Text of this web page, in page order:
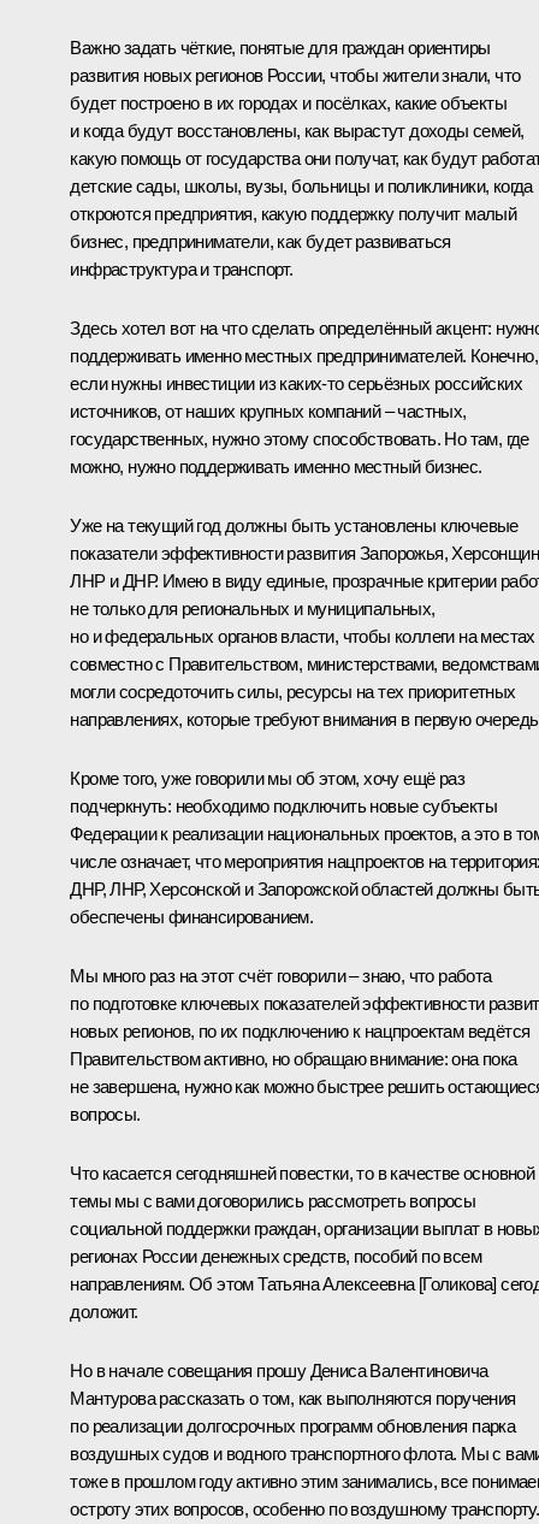
Важно задать чёткие, понятые для граждан ориентиры
развития новых регионов России, чтобы жители знали, что
будет построено в их городах и посёлках, какие объекты
и когда будут восстановлены, как вырастут доходы семей,
какую помощь от государства они получат, как будут
детские сады, школы, вузы, больницы и поликлиники, когда
откроются предприятия, какую поддержку получит малый
бизнес, предприниматели, как будет развиваться
инфраструктура и транспорт.
Здесь хотел вот на что сделать определённый акцент:
поддерживать именно местных предпринимателей. Конечно,
если нужны инвестиции из каких-то серьёзных российских
источников, от наших крупных компаний – частных,
государственных, нужно этому способствовать. Но там, где
можно, нужно поддерживать именно местный бизнес.
Уже на текущий год должны быть установлены ключевые
показатели эффективности развития Запорожья,
ЛНР и ДНР. Имею в виду единые, прозрачные критерии
не только для региональных и муниципальных,
но и федеральных органов власти, чтобы коллеги на местах
совместно с Правительством, министерствами,
могли сосредоточить силы, ресурсы на тех приоритетных
направлениях, которые требуют внимания в первую
Кроме того, уже говорили мы об этом, хочу ещё раз
подчеркнуть: необходимо подключить новые субъекты
Федерации к реализации национальных проектов, а это в
числе означает, что мероприятия нацпроектов на
ДНР, ЛНР, Херсонской и Запорожской областей должны
обеспечены финансированием.
Мы много раз на этот счёт говорили – знаю, что работа
по подготовке ключевых показателей эффективности
новых регионов, по их подключению к нацпроектам ведётся
Правительством активно, но обращаю внимание: она пока
не завершена, нужно как можно быстрее решить
вопросы.
Что касается сегодняшней повестки, то в качестве основной
темы мы с вами договорились рассмотреть вопросы
социальной поддержки граждан, организации выплат в
регионах России денежных средств, пособий по всем
направлениям. Об этомТатьяна Алексеевна [Голикова]
доложит.
Но в начале совещания прошуДениса Валентиновича
Мантуроварассказать о том, как выполняются поручения
по реализации долгосрочных программ обновления парка
воздушных судов и водного транспортного флота. Мы с
тоже в прошлом году активно этим занимались, все
остроту этих вопросов, особенно по воздушному транспорту.